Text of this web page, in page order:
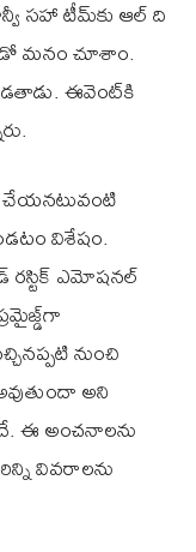
సహా టీమ్‌కు ఆల్ ది
మనం చూశాం.
ఈవెంట్‌కి
విశేషం.
ర‌స్టిక్ ఎమోష‌న‌ల్
నుంచి
అని
ఈ అంచ‌నాల‌ను
వివ‌రాల‌ను